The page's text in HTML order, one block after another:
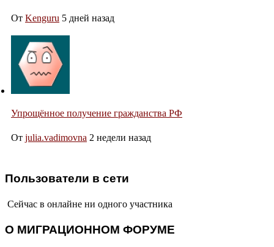
От Kenguru 5 дней назад
Упрощённое получение гражданства РФ
От julia.vadimovna 2 недели назад
Пользователи в сети
Сейчас в онлайне ни одного участника
О МИГРАЦИОННОМ ФОРУМЕ